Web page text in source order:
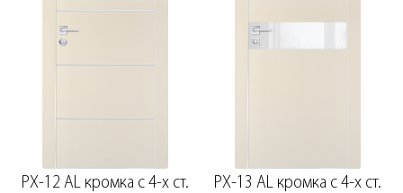
PX-12 AL кромка с 4-х ст. PX-13 AL кромка с 4-х ст.